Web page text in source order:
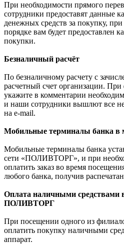
При необходимости прямого
сотрудники предоставят данные
денежных средств за покупку,
порядке вам будет предоставлен
покупки.
Безналичный расчёт
По безналичному расчету с
расчетный счет организации. При
укажите в комментарии
и наши сотрудники вышлют все
на e-mail.
Мобильные терминалы банка в
Мобильные терминалы банка
сети «ПОЛИВТОРГ», и при
оплатить заказ во время
любого банка, получив
Оплата наличными средствами
ПОЛИВТОРГ
При посещении одного из
оплатить покупку наличными
аппарат.